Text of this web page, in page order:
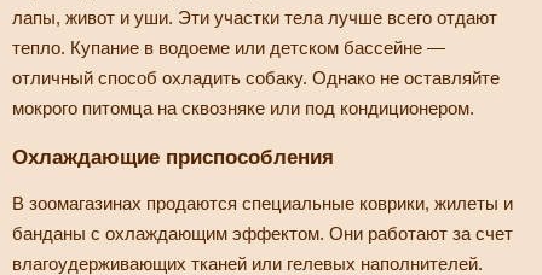
лапы, живот и уши. Эти участки тела лучше всего отдают
тепло. Купание в водоеме или детском бассейне —
отличный способ охладить собаку. Однако не оставляйте
мокрого питомца на сквозняке или под кондиционером.
Охлаждающие приспособления
В зоомагазинах продаются специальные коврики, жилеты и
банданы с охлаждающим эффектом. Они работают за счет
влагоудерживающих тканей или гелевых наполнителей.